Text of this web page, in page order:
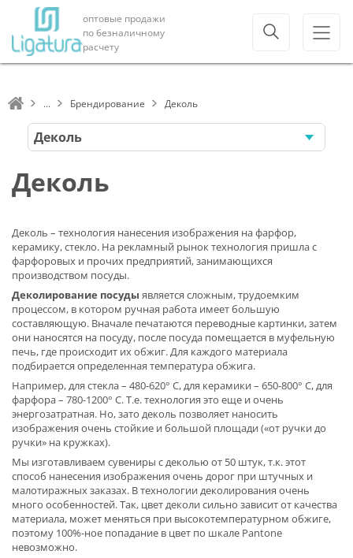
оптовые продажи
по безналичному
расчету
Брендирование Деколь
Деколь
Деколь
Деколь – технология нанесения изображения на фарфор,
керамику, стекло. На рекламный рынок технология пришла с
фарфоровых и прочих предприятий, занимающихся
производством посуды.
Деколирование посуды является сложным, трудоемким
процессом, в котором ручная работа имеет большую
составляющую. Вначале печатаются переводные картинки, затем
они наносятся на посуду, после посуда помещается в муфельную
печь, где происходит их обжиг. Для каждого материала
подбирается определенная температура обжига.
Например, для стекла – 480-620° C, для керамики – 650-800° C, для
фарфора – 780-1200° C. Т.е. технология это еще и очень
энергозатратная. Но, зато деколь позволяет наносить
изображения очень стойкие и большой площади («от ручки до
ручки» на кружках).
Мы изготавливаем сувениры с деколью от 50 штук, т.к. этот
способ нанесения изображения очень дорог при штучных и
малотиражных заказах. В технологии деколирования очень
много особенностей. Так, цвет деколи сильно зависит от качества
материала, может меняться при высокотемпературном обжиге,
поэтому 100%-ное попадание в цвет по шкале Pantone
невозможно.